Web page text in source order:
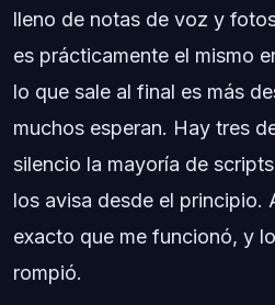
lleno de notas de voz y
es prácticamente el mismo
lo que sale al final es más
muchos esperan. Hay tres
silencio la mayoría de
los avisa desde el principio.
exacto que me funcionó, y
rompió.